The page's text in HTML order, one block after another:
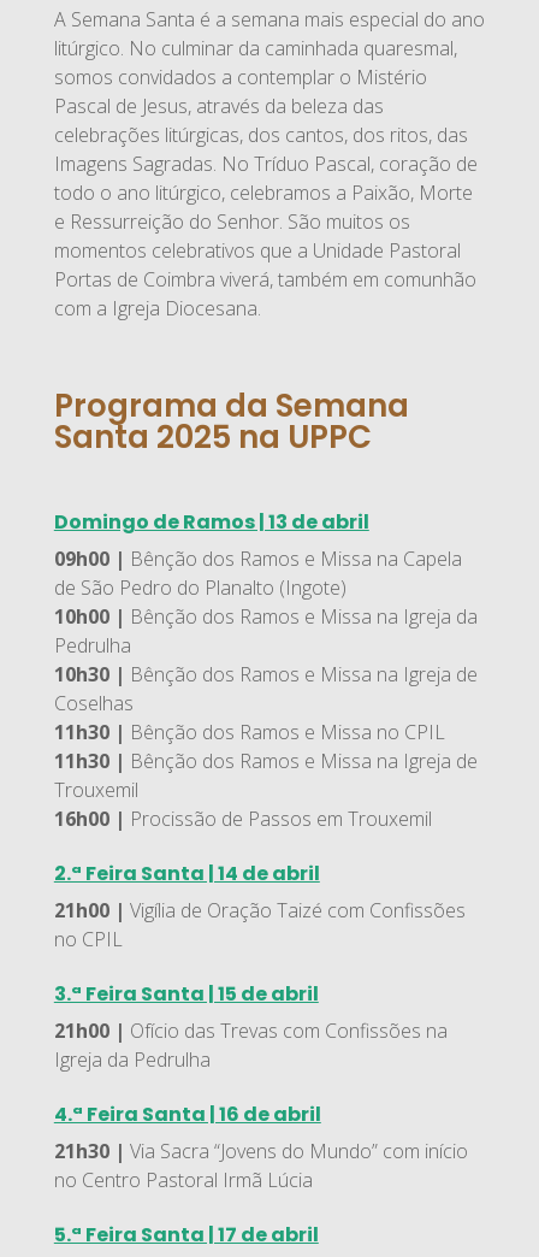
A Semana Santa é a semana mais especial do ano
litúrgico. No culminar da caminhada quaresmal,
somos convidados a contemplar o Mistério
Pascal de Jesus, através da beleza das
celebrações litúrgicas, dos cantos, dos ritos, das
Imagens Sagradas. No Tríduo Pascal, coração de
todo o ano litúrgico, celebramos a Paixão, Morte
e Ressurreição do Senhor. São muitos os
momentos celebrativos que a Unidade Pastoral
Portas de Coimbra viverá, também em comunhão
com a Igreja Diocesana.
Programa da Semana
Santa 2025 na UPPC
Domingo de Ramos | 13 de abril
09h00 | Bênção dos Ramos e Missa na Capela
de São Pedro do Planalto (Ingote)
10h00 | Bênção dos Ramos e Missa na Igreja da
Pedrulha
10h30 | Bênção dos Ramos e Missa na Igreja de
Coselhas
11h30 | Bênção dos Ramos e Missa no CPIL
11h30 | Bênção dos Ramos e Missa na Igreja de
Trouxemil
16h00 | Procissão de Passos em Trouxemil
2.ª Feira Santa | 14 de abril
21h00 | Vigília de Oração Taizé com Confissões
no CPIL
3.ª Feira Santa | 15 de abril
21h00 | Ofício das Trevas com Confissões na
Igreja da Pedrulha
4.ª Feira Santa | 16 de abril
21h30 | Via Sacra “Jovens do Mundo” com início
no Centro Pastoral Irmã Lúcia
5.ª Feira Santa | 17 de abril